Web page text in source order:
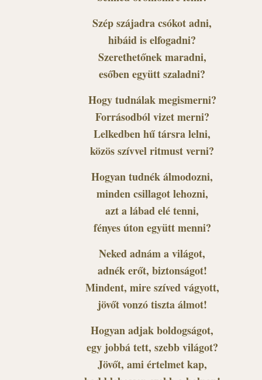
Szép szájadra csókot adni,
hibáid is elfogadni?
Szerethetőnek maradni,
esőben együtt szaladni?
Hogy tudnálak megismerni?
Forrásodból vizet merni?
Lelkedben hű társra lelni,
közös szívvel ritmust verni?
Hogyan tudnék álmodozni,
minden csillagot lehozni,
azt a lábad elé tenni,
fényes úton együtt menni?
Neked adnám a világot,
adnék erőt, biztonságot!
Mindent, mire szíved vágyott,
jövőt vonzó tiszta álmot!
Hogyan adjak boldogságot,
egy jobbá tett, szebb világot?
Jövőt, ami értelmet kap,